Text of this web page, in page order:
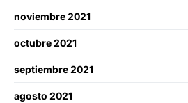
noviembre 2021
octubre 2021
septiembre 2021
agosto 2021